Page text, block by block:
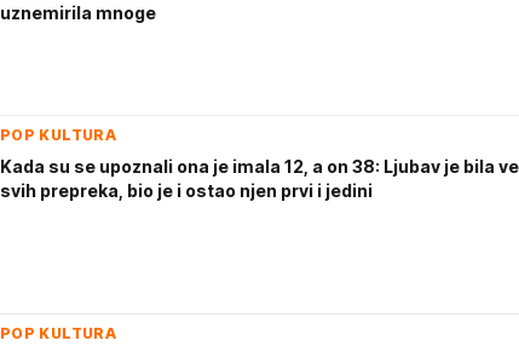
uznemirila mnoge
POP KULTURA
Kada su se upoznali ona je imala 12, a on 38: Ljubav je bila
svih prepreka, bio je i ostao njen prvi i jedini
POP KULTURA